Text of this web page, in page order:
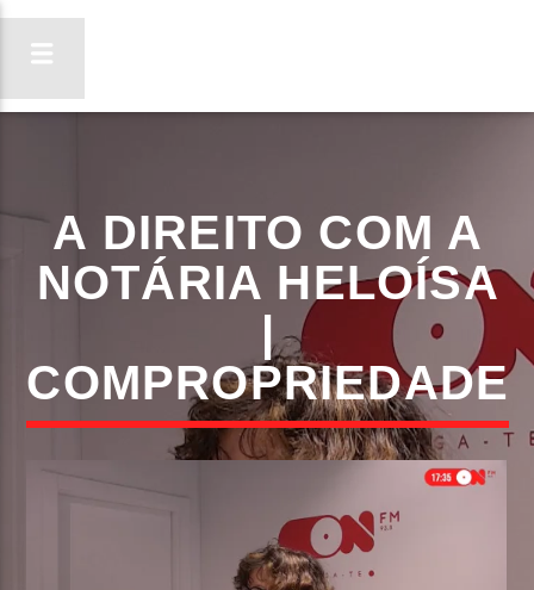
ON FM
LIGA-TE
A DIREITO COM A
NOTÁRIA HELOÍSA
|
COMPROPRIEDADE